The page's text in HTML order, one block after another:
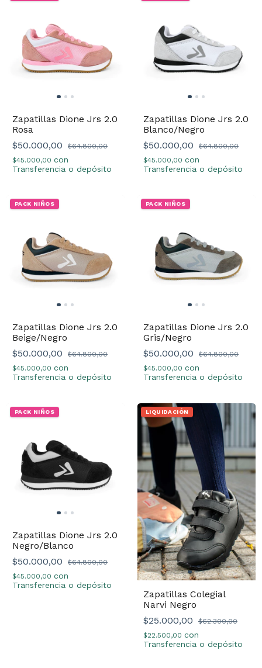
Zapatillas Dione Jrs 2.0
Rosa
$50.000,00
$64.800,00
$45.000,00 con
Transferencia o depósito
Zapatillas Dione Jrs 2.0
Blanco/Negro
$50.000,00
$64.800,00
$45.000,00 con
Transferencia o depósito
PACK NIÑOS
Zapatillas Dione Jrs 2.0
Beige/Negro
$50.000,00
$64.800,00
$45.000,00 con
Transferencia o depósito
PACK NIÑOS
Zapatillas Dione Jrs 2.0
Gris/Negro
$50.000,00
$64.800,00
$45.000,00 con
Transferencia o depósito
PACK NIÑOS
Zapatillas Dione Jrs 2.0
Negro/Blanco
$50.000,00
$64.800,00
$45.000,00 con
Transferencia o depósito
LIQUIDACIÓN
Zapatillas Colegial
Narvi Negro
$25.000,00
$62.300,00
$22.500,00 con
Transferencia o depósito